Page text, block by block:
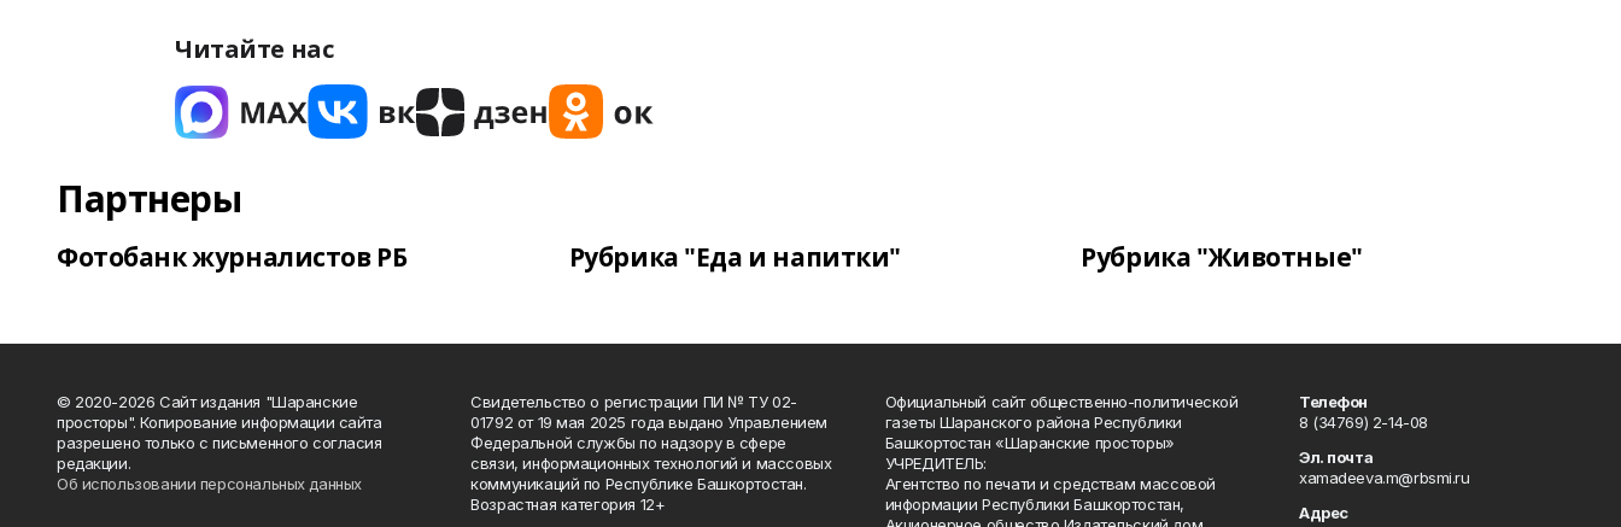
Читайте нас
Партнеры
Фотобанк журналистов РБ Рубрика "Еда и напитки" Рубрика "Животные"
© 2020-2026 Сайт издания "Шаранские
просторы". Копирование информации сайта
разрешено только с письменного согласия
редакции.
Об использовании персональных данных
Свидетельство о регистрации ПИ № ТУ 02-
01792 от 19 мая 2025 года выдано Управлением
Федеральной службы по надзору в сфере
связи, информационных технологий и массовых
коммуникаций по Республике Башкортостан.
Возрастная категория 12+
Официальный сайт общественно-политической
газеты Шаранского района Республики
Башкортостан «Шаранские просторы»
УЧРЕДИТЕЛЬ:
Агентство по печати и средствам массовой
информации Республики Башкортостан,
Телефон
8 (34769) 2-14-08
Эл. почта
xamadeeva.m@rbsmi.ru
Адрес